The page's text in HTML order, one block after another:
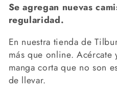
Se agregan nuevas
regularidad.
En nuestra tienda de
más que online. Acércate
manga corta que no son
de llevar.